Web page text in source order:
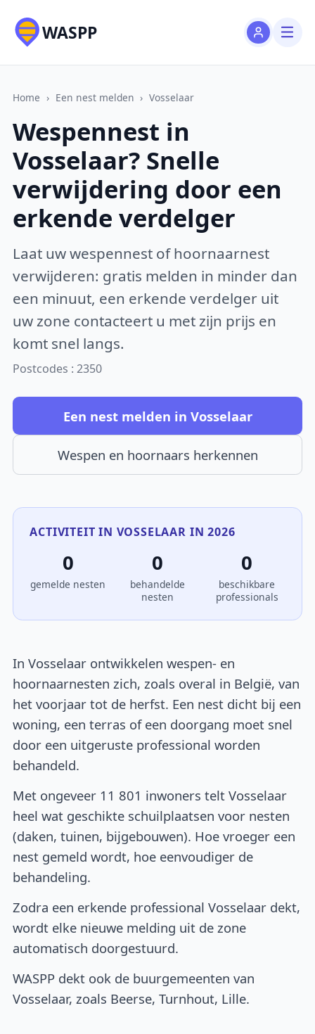
WASPP
Home › Een nest melden › Vosselaar
Wespennest in
Vosselaar? Snelle
verwijdering door een
erkende verdelger
Laat uw wespennest of hoornaarnest
verwijderen: gratis melden in minder dan
een minuut, een erkende verdelger uit
uw zone contacteert u met zijn prijs en
komt snel langs.
Postcodes : 2350
Een nest melden in Vosselaar
Wespen en hoornaars herkennen
ACTIVITEIT IN VOSSELAAR IN 2026
0
gemelde nesten
0
behandelde
nesten
0
beschikbare
professionals
In Vosselaar ontwikkelen wespen- en
hoornaarnesten zich, zoals overal in België, van
het voorjaar tot de herfst. Een nest dicht bij een
woning, een terras of een doorgang moet snel
door een uitgeruste professional worden
behandeld.
Met ongeveer 11 801 inwoners telt Vosselaar
heel wat geschikte schuilplaatsen voor nesten
(daken, tuinen, bijgebouwen). Hoe vroeger een
nest gemeld wordt, hoe eenvoudiger de
behandeling.
Zodra een erkende professional Vosselaar dekt,
wordt elke nieuwe melding uit de zone
automatisch doorgestuurd.
WASPP dekt ook de buurgemeenten van
Vosselaar, zoals Beerse, Turnhout, Lille.